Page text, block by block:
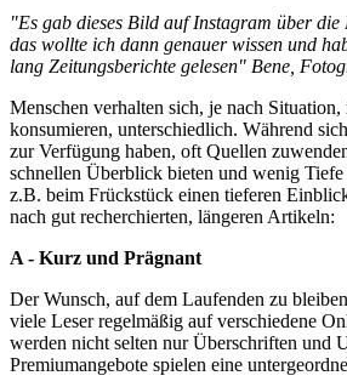
"Es gab dieses Bild auf Instagram über die
das wollte ich dann genauer wissen und
lang Zeitungsberichte gelesen" Bene,
Menschen verhalten sich, je nach
konsumieren, unterschiedlich. Während
zur Verfügung haben, oft Quellen
schnellen Überblick bieten und wenig
z.B. beim Frückstück einen tieferen
nach gut recherchierten, längeren Artikeln:
A - Kurz und Prägnant
Der Wunsch, auf dem Laufenden zu
viele Leser regelmäßig auf verschiedene
werden nicht selten nur Überschriften und
Premiumangebote spielen eine